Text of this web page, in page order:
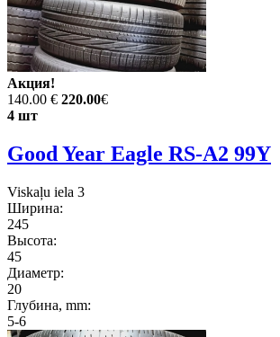
Акция!
140.00 € 220.00€
4 шт
Good Year Eagle RS-A2 99Y
Viskaļu iela 3
Ширина:
245
Высота:
45
Диаметр:
20
Глубина, mm:
5-6